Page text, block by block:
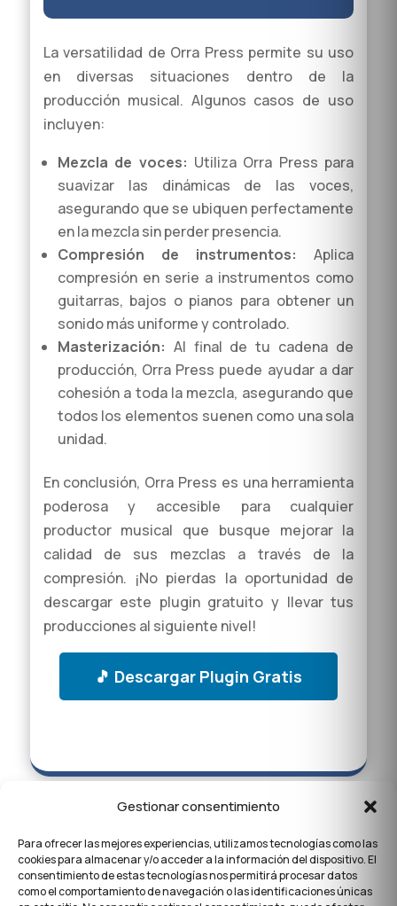
Gestionar consentimiento
Para ofrecer las mejores experiencias, utilizamos tecnologías como las
cookies para almacenar y/o acceder a la información del dispositivo. El
consentimiento de estas tecnologías nos permitirá procesar datos
como el comportamiento de navegación o las identificaciones únicas
La versatilidad de Orra Press permite su uso
en diversas situaciones dentro de la
producción musical. Algunos casos de uso
incluyen:
Mezcla de voces: Utiliza Orra Press para
suavizar las dinámicas de las voces,
asegurando que se ubiquen perfectamente
en la mezcla sin perder presencia.
Compresión de instrumentos: Aplica
compresión en serie a instrumentos como
guitarras, bajos o pianos para obtener un
sonido más uniforme y controlado.
Masterización: Al final de tu cadena de
producción, Orra Press puede ayudar a dar
cohesión a toda la mezcla, asegurando que
todos los elementos suenen como una sola
unidad.
En conclusión, Orra Press es una herramienta
poderosa y accesible para cualquier
productor musical que busque mejorar la
calidad de sus mezclas a través de la
compresión. ¡No pierdas la oportunidad de
descargar este plugin gratuito y llevar tus
producciones al siguiente nivel!
🎵 Descargar Plugin Gratis